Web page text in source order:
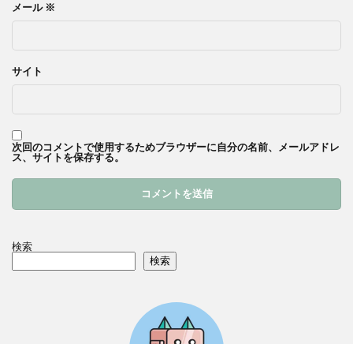
メール ※
サイト
次回のコメントで使用するためブラウザーに自分の名前、メールアドレ
ス、サイトを保存する。
検索
検索